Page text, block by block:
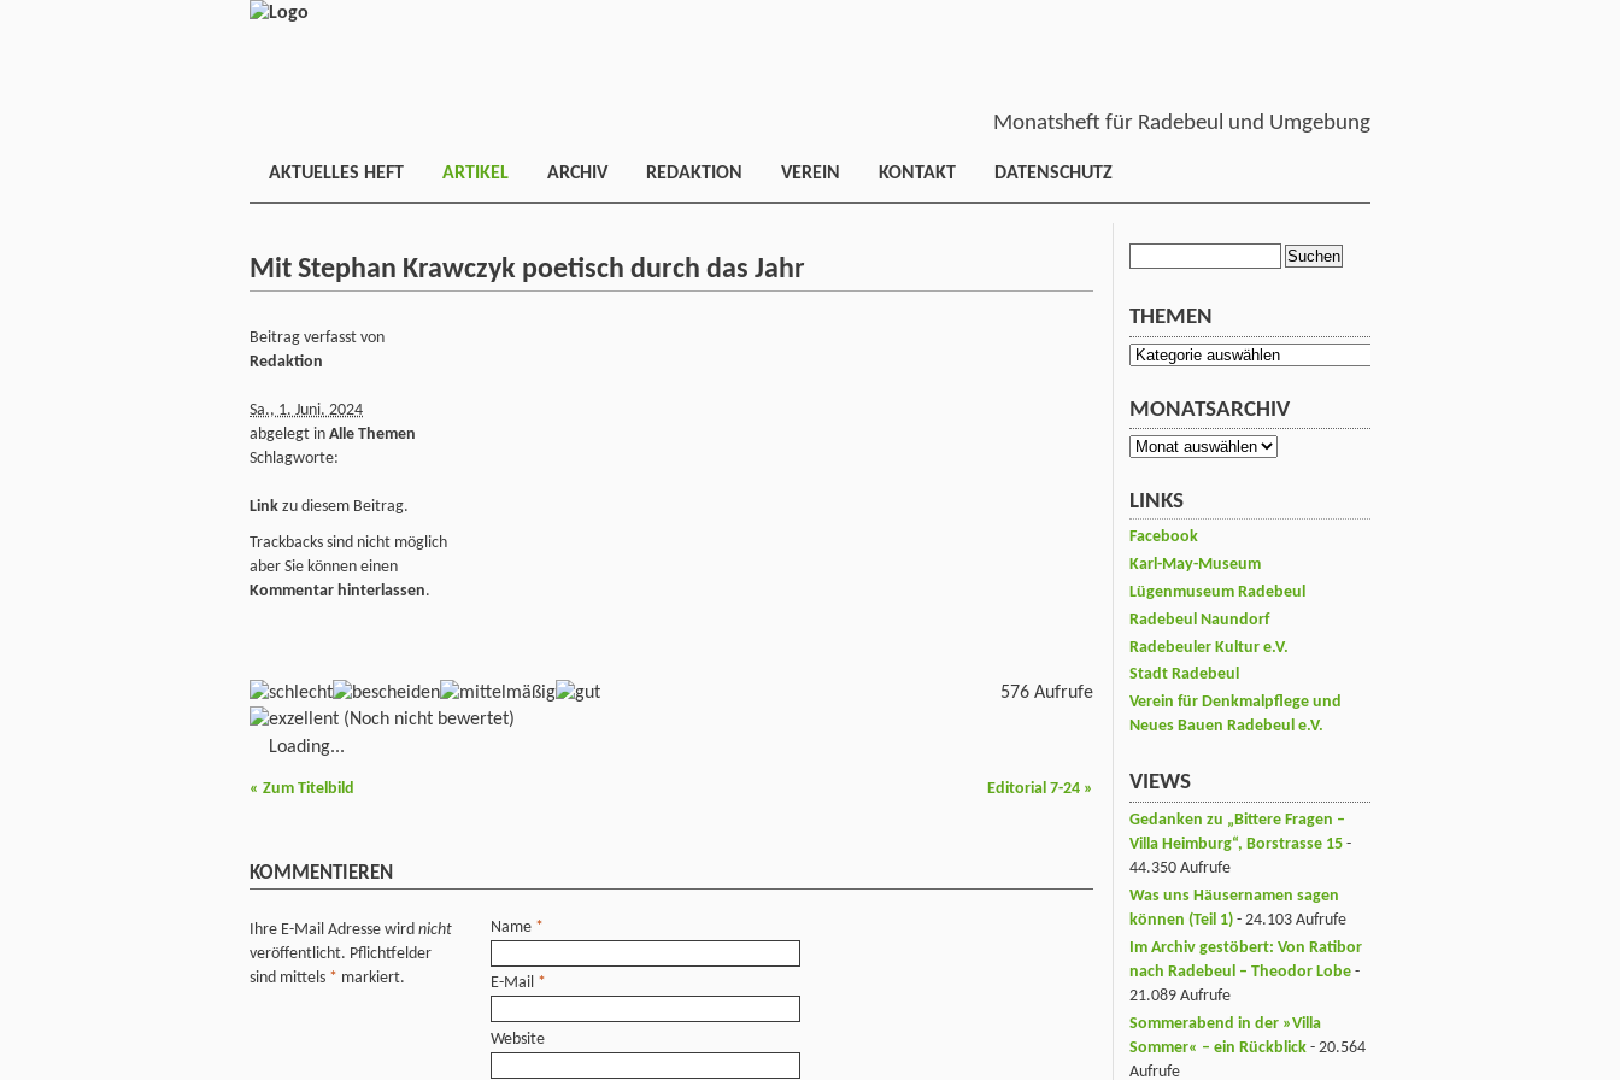
Monatsheft für Radebeul und Umgebung
AKTUELLES HEFT ARTIKEL ARCHIV REDAKTION VEREIN KONTAKT DATENSCHUTZ
Mit Stephan Krawczyk poetisch durch das Jahr
Beitrag verfasst von
Redaktion
Sa., 1. Juni. 2024
abgelegt in Alle Themen
Schlagworte:
Link zu diesem Beitrag.
Trackbacks sind nicht möglich
aber Sie können einen
Kommentar hinterlassen.
(Noch nicht bewertet)
Loading...
576 Aufrufe
« Zum Titelbild Editorial 7-24 »
KOMMENTIEREN
Ihre E-Mail Adresse wird nicht
veröffentlicht. Pflichtfelder
sind mittels * markiert.
Name *
E-Mail *
Website
THEMEN
Themen
MONATSARCHIV
Monatsarchiv
LINKS
Facebook
Karl-May-Museum
Lügenmuseum Radebeul
Radebeul Naundorf
Radebeuler Kultur e.V.
Stadt Radebeul
Verein für Denkmalpflege und
Neues Bauen Radebeul e.V.
VIEWS
Gedanken zu „Bittere Fragen –
Villa Heimburg“, Borstrasse 15 -
44.350 Aufrufe
Was uns Häusernamen sagen
können (Teil 1) - 24.103 Aufrufe
Im Archiv gestöbert: Von Ratibor
nach Radebeul – Theodor Lobe -
21.089 Aufrufe
Sommerabend in der »Villa
Sommer« – ein Rückblick - 20.564
Aufrufe